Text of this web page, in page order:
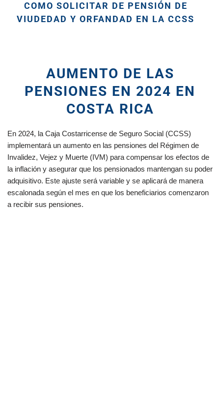
COMO SOLICITAR DE PENSIÓN DE
VIUDEDAD Y ORFANDAD EN LA CCSS
AUMENTO DE LAS
PENSIONES EN 2024 EN
COSTA RICA
En 2024, la Caja Costarricense de Seguro Social (CCSS)
implementará un aumento en las pensiones del Régimen de
Invalidez, Vejez y Muerte (IVM) para compensar los efectos de
la inflación y asegurar que los pensionados mantengan su poder
adquisitivo. Este ajuste será variable y se aplicará de manera
escalonada según el mes en que los beneficiarios comenzaron
a recibir sus pensiones.